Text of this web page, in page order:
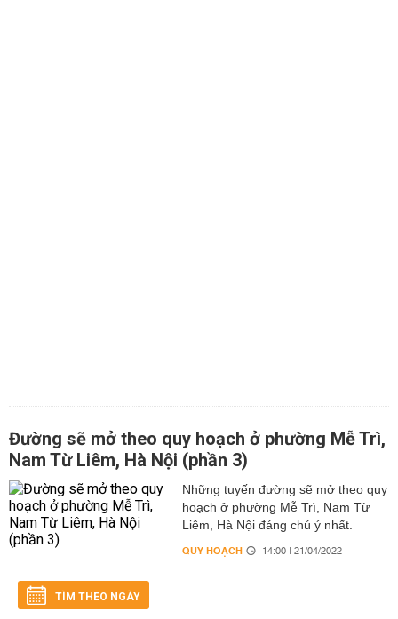
Đường sẽ mở theo quy hoạch ở phường Mễ Trì,
Nam Từ Liêm, Hà Nội (phần 3)
Những tuyến đường sẽ mở theo quy
hoạch ở phường Mễ Trì, Nam Từ
Liêm, Hà Nội đáng chú ý nhất.
QUY HOẠCH 14:00 | 21/04/2022
TÌM THEO NGÀY